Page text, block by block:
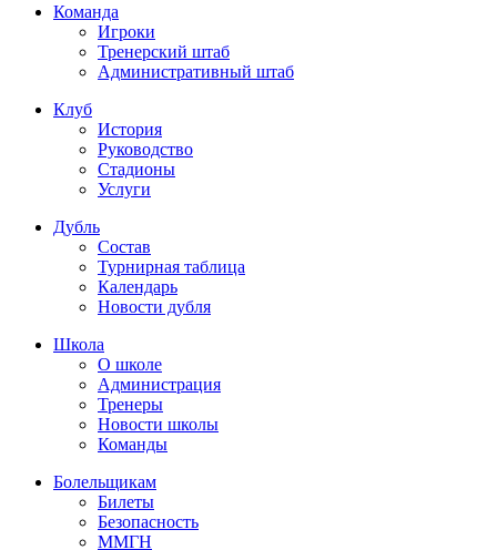
Команда
Игроки
Тренерский штаб
Административный штаб
Клуб
История
Руководство
Стадионы
Услуги
Дубль
Состав
Турнирная таблица
Календарь
Новости дубля
Школа
О школе
Администрация
Тренеры
Новости школы
Команды
Болельщикам
Билеты
Безопасность
ММГН